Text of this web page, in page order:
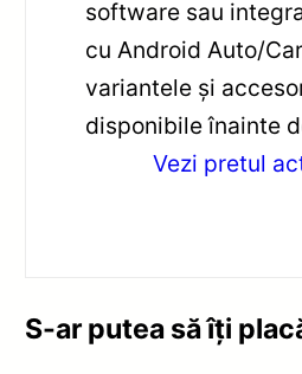
software sau
cu Android Auto/
variantele și
disponibile înainte
Vezi pretul
S-ar putea să îți